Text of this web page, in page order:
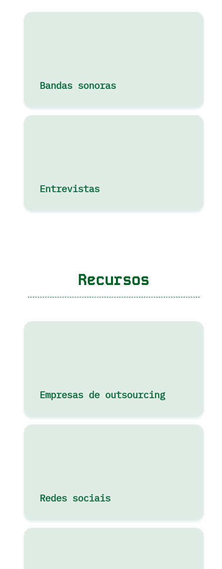
Bandas sonoras
Entrevistas
Recursos
Empresas de outsourcing
Redes sociais